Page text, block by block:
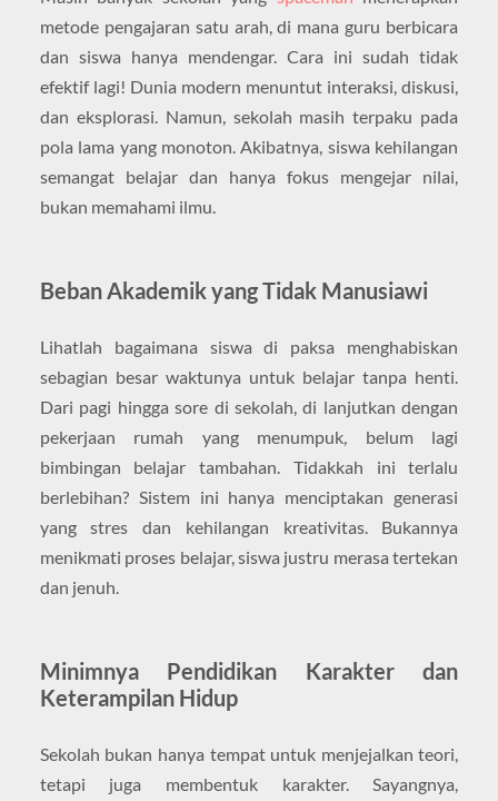
metode pengajaran satu arah, di mana guru berbicara
dan siswa hanya mendengar. Cara ini sudah tidak
efektif lagi! Dunia modern menuntut interaksi, diskusi,
dan eksplorasi. Namun, sekolah masih terpaku pada
pola lama yang monoton. Akibatnya, siswa kehilangan
semangat belajar dan hanya fokus mengejar nilai,
bukan memahami ilmu.
Beban Akademik yang Tidak Manusiawi
Lihatlah bagaimana siswa di paksa menghabiskan
sebagian besar waktunya untuk belajar tanpa henti.
Dari pagi hingga sore di sekolah, di lanjutkan dengan
pekerjaan rumah yang menumpuk, belum lagi
bimbingan belajar tambahan. Tidakkah ini terlalu
berlebihan? Sistem ini hanya menciptakan generasi
yang stres dan kehilangan kreativitas. Bukannya
menikmati proses belajar, siswa justru merasa tertekan
dan jenuh.
Minimnya Pendidikan Karakter dan
Keterampilan Hidup
Sekolah bukan hanya tempat untuk menjejalkan teori,
tetapi juga membentuk karakter. Sayangnya,